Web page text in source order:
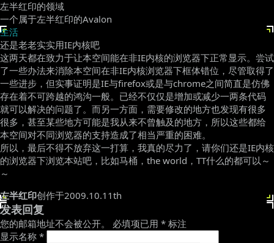
左半红印的领域
一个属于左半红印的Avalon
生活
还是老老实实用IE内核吧
这两天都在致力于让本空间能在非IE内核的浏览器下正常显示。尝试
了一些办法来消除本空间在非IE内核浏览器下框体错位，尽管取得了
一些进步，但实事证明是IE与firefox或是与chrome之间简直是仿佛
存在着不可跨越的鸿沟一般。已经不仅仅是增加或减少一两条代码
就可以解决的问题了。而另一方面，需要修改的地方也发现有很多
很多，甚至某些地方可能是我从来不曾触及的地方，所以这些都给
本空间对不同浏览器的支持造成了相当严重的困难。
所以，最后不得不放弃这一打算，我真的尽力了，请你们还是IE内核
的浏览器下浏览本站吧，比如马桶，the world，TT什么的都可以～
～
左半红印创作于2009.10.11th
发表回复
您的邮箱地址不会被公开。 必填项已用 * 标注
显示名称 *